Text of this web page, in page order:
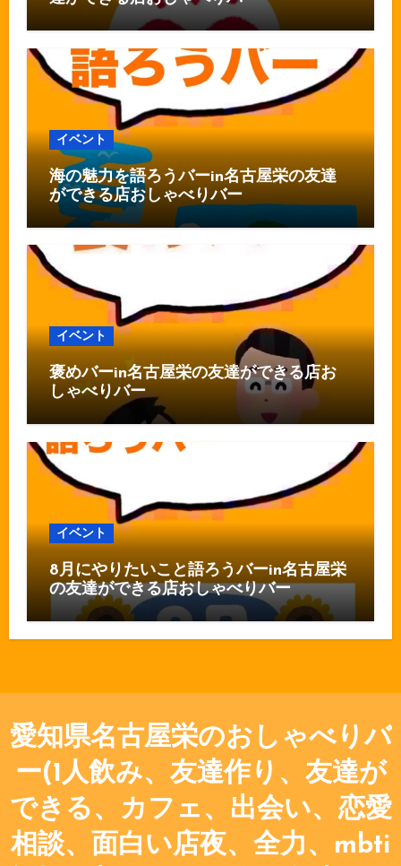
イベント
海の魅力を語ろうバーin名古屋栄の友達
ができる店おしゃべりバー
イベント
褒めバーin名古屋栄の友達ができる店お
しゃべりバー
イベント
8月にやりたいこと語ろうバーin名古屋栄
の友達ができる店おしゃべりバー
愛知県名古屋栄のおしゃべりバ
ー(1人飲み、友達作り、友達が
できる、カフェ、出会い、恋愛
相談、面白い店夜、全力、mbti